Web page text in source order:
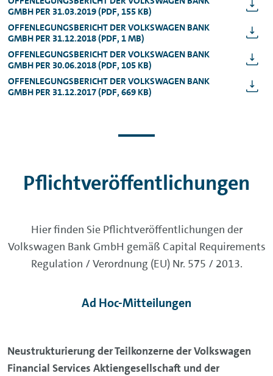
GMBH PER 31.03.2019 (PDF, 155 KB)
OFFENLEGUNGSBERICHT DER VOLKSWAGEN BANK
GMBH PER 31.12.2018 (PDF, 1 MB)
OFFENLEGUNGSBERICHT DER VOLKSWAGEN BANK
GMBH PER 30.06.2018 (PDF, 105 KB)
OFFENLEGUNGSBERICHT DER VOLKSWAGEN BANK
GMBH PER 31.12.2017 (PDF, 669 KB)
Pflichtveröffentlichungen
Hier finden Sie Pflichtveröffentlichungen der
Volkswagen Bank GmbH gemäß Capital Requirements
Regulation / Verordnung (EU) Nr. 575 / 2013.
Ad Hoc-Mitteilungen
Neustrukturierung der Teilkonzerne der Volkswagen
Financial Services Aktiengesellschaft und der